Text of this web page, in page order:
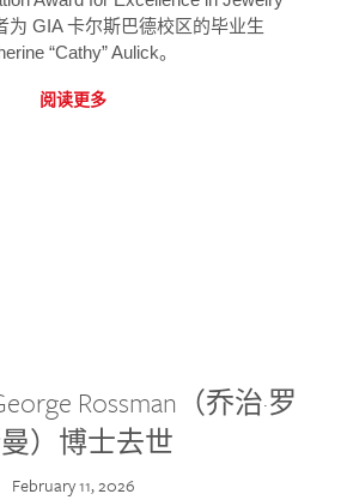
为 GIA 卡尔斯巴德校区的毕业生
“Cathy” Aulick。
阅读更多
Rossman（乔治·罗
）博士去世
February 11, 2026